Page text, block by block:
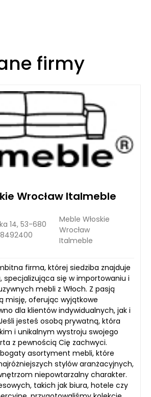
firmy
Wrocław Italmeble
14, 53-680
Meble Włoskie
Wrocław
Italmeble
firma, której siedziba znajduje
specjalizująca się w importowaniu i
mebli z Włoch. Z pasją
misję, oferując wyjątkowe
dla klientów indywidualnych, jak i
jesteś osobą prywatną, która
i unikalnym wystroju swojego
z pewnością Cię zachwyci.
asortyment mebli, które
stylów aranżacyjnych,
niepowtarzalny charakter.
takich jak biura, hotele czy